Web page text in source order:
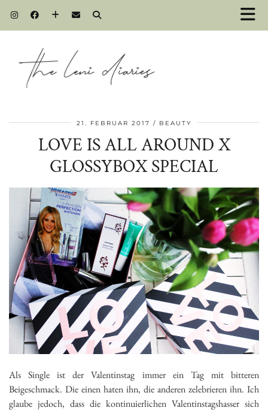
21. FEBRUAR 2017 BEAUTY
LOVE IS ALL AROUND X
GLOSSYBOX SPECIAL
Als Single ist der Valentinstag immer ein Tag mit bitteren
Beigeschmack. Die einen haten ihn, die anderen zelebrieren ihn. Ich
glaube jedoch, dass die kontinuierlichen Valentinstagshasser sich